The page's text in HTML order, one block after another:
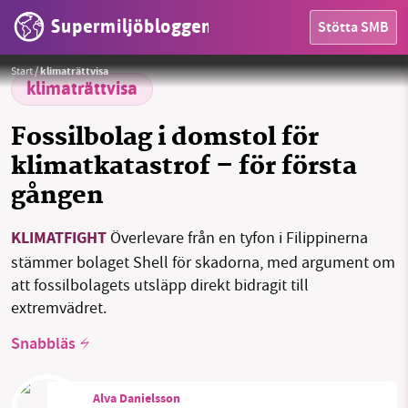
Supermiljöbloggen Stötta SMB
OMRÅDEN
MILJÖFAKTA
OM OSS
Start/klimaträttvisa
klimaträttvisa
Fossilbolag i domstol för
klimatkatastrof – för första
gången
KLIMATFIGHT Överlevare från en tyfon i Filippinerna
stämmer bolaget Shell för skadorna, med argument om
att fossilbolagets utsläpp direkt bidragit till
extremvädret.
Snabbläs
Alva Danielsson
Fossil Free London / Angela Christofilou